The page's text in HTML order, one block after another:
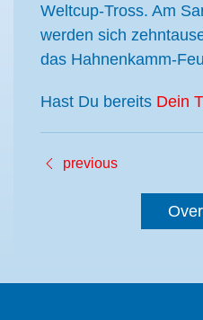
Weltcup-Tross. Am
werden sich
das Hahnenkamm-
Hast Du bereits Dein
previous